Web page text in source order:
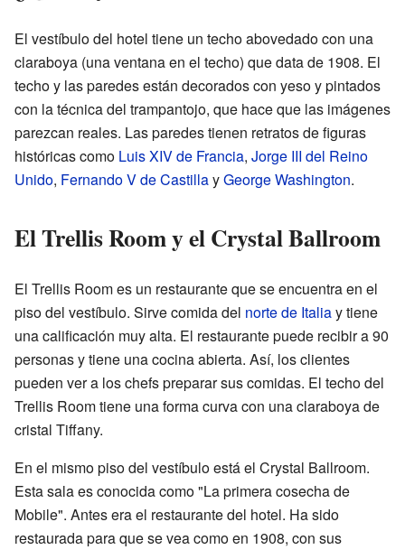
El vestíbulo del hotel tiene un techo abovedado con una
claraboya (una ventana en el techo) que data de 1908. El
techo y las paredes están decorados con yeso y pintados
con la técnica del trampantojo, que hace que las imágenes
parezcan reales. Las paredes tienen retratos de figuras
históricas como Luis XIV de Francia, Jorge III del Reino
Unido, Fernando V de CastillayGeorge Washington.
El Trellis Room y el Crystal Ballroom
El Trellis Room es un restaurante que se encuentra en el
piso del vestíbulo. Sirve comida del norte de Italiay tiene
una calificación muy alta. El restaurante puede recibir a 90
personas y tiene una cocina abierta. Así, los clientes
pueden ver a los chefs preparar sus comidas. El techo del
Trellis Room tiene una forma curva con una claraboya de
cristal Tiffany.
En el mismo piso del vestíbulo está el Crystal Ballroom.
Esta sala es conocida como "La primera cosecha de
Mobile". Antes era el restaurante del hotel. Ha sido
restaurada para que se vea como en 1908, con sus